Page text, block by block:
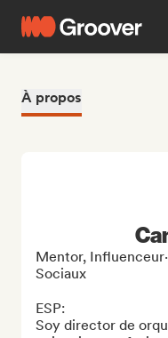
À propos
Mentor,
Sociaux
ESP:
Soy director de